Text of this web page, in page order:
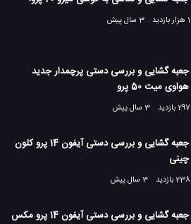
1 هزار بازدید 3 سال پیش
جعبه گشایی و بررسی دستی پرچمدار جدید
هواوی میت 50 پرو
297 بازدید
3 سال پیش
جعبه گشایی و بررسی دستی آیفون 14 پرو کلون
چینی
238 بازدید
3 سال پیش
جعبه گشایی و بررسی دستی آیفون 14 پرو مکس